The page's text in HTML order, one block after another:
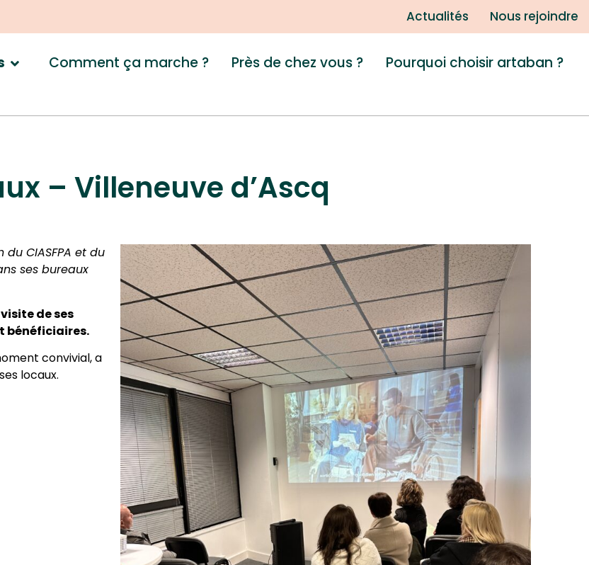
Actualités Nous rejoindre
Comment ça marche ? Près de chez vous ? Pourquoi choisir artaban ?
– Villeneuve d’Ascq
CIASFPA et du
ses bureaux
de ses
bénéficiaires.
convivial, a
locaux.